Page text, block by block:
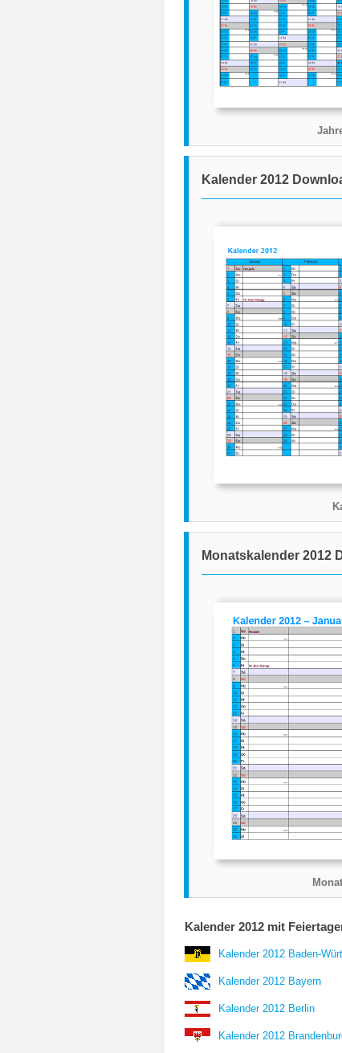
Kalender 2012
Monatskalender 2012
Kalender 2012 mit
Kalender 2012 Baden-
Kalender 2012 Bayern
Kalender 2012 Berlin
Kalender 2012